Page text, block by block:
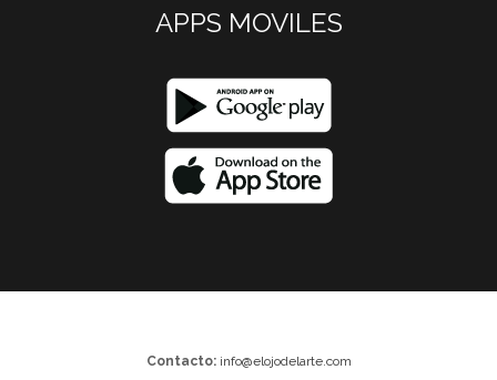
APPS MOVILES
Contacto: info@elojodelarte.com